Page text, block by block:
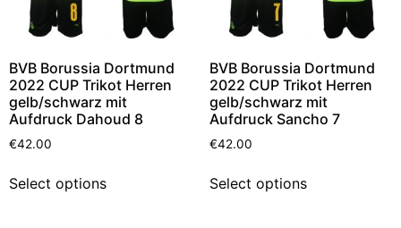
BVB Borussia Dortmund
2022 CUP Trikot Herren
gelb/schwarz mit
Aufdruck Dahoud 8
€42.00
Select options
BVB Borussia Dortmund
2022 CUP Trikot Herren
gelb/schwarz mit
Aufdruck Sancho 7
€42.00
Select options